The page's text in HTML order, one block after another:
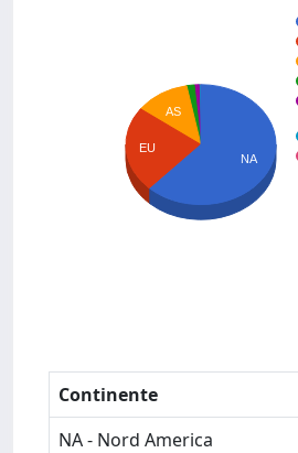
AS
EU
NA
Continente
NA - Nord America